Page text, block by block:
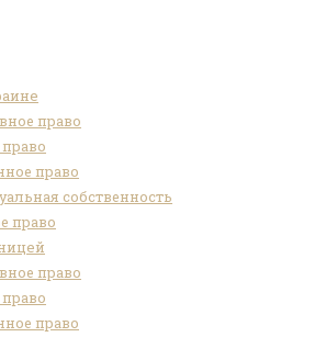
право
право
собственность
право
право
право